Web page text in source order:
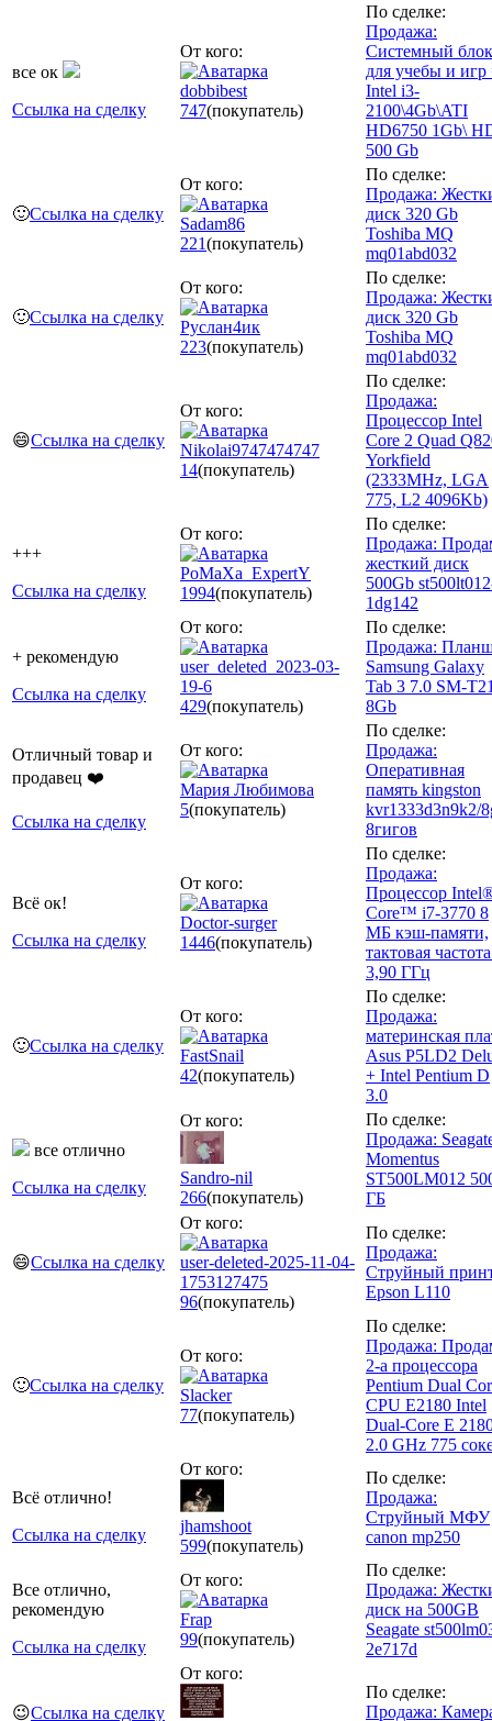
все ок
Ссылка на сделку
От кого:
dobbibest
747(покупатель)
По сделке:
Продажа:
Системный блок
для учебы и игр
Intel i3-
2100\4Gb\ATI
HD6750 1Gb\
500 Gb
🙂Ссылка на сделку
От кого:
Sadam86
221(покупатель)
По сделке:
Продажа:
диск 320 Gb
Toshiba MQ
mq01abd032
🙂Ссылка на сделку
От кого:
Руслан4ик
223(покупатель)
По сделке:
Продажа:
диск 320 Gb
Toshiba MQ
mq01abd032
😄Ссылка на сделку
От кого:
Nikolai9747474747
14(покупатель)
По сделке:
Продажа:
Процессор Intel
Core 2 Quad
Yorkfield
(2333MHz, LGA
775, L2 4096Kb)
+++
Ссылка на сделку
От кого:
PoMaXa_ExpertY
1994(покупатель)
По сделке:
Продажа:
жесткий диск
500Gb
1dg142
+ рекомендую
Ссылка на сделку
От кого:
user_deleted_2023-03-
19-6
429(покупатель)
По сделке:
Продажа:
Samsung Galaxy
Tab 3 7.0 SM-
8Gb
Отличный товар и
продавец ❤️
Ссылка на сделку
От кого:
Мария Любимова
5(покупатель)
По сделке:
Продажа:
Оперативная
память kingston
kvr1333d3n9k2/
8гигов
Всё ок!
Ссылка на сделку
От кого:
Doctor-surger
1446(покупатель)
По сделке:
Продажа:
Процессор
Core™ i7-3770 8
МБ кэш-памяти,
тактовая
3,90 ГГц
🙂Ссылка на сделку
От кого:
FastSnail
42(покупатель)
По сделке:
Продажа:
материнская
Asus P5LD2
+ Intel Pentium D
3.0
все отлично
Ссылка на сделку
От кого:
Sandro-nil
266(покупатель)
По сделке:
Продажа:
Momentus
ST500LM012
ГБ
😄Ссылка на сделку
От кого:
user-deleted-2025-11-04-
1753127475
96(покупатель)
По сделке:
Продажа:
Струйный
Epson L110
🙂Ссылка на сделку
От кого:
Slacker
77(покупатель)
По сделке:
Продажа:
2-а процессора
Pentium Dual
CPU E2180 Intel
Dual-Core E
2.0 GHz 775
Всё отлично!
Ссылка на сделку
От кого:
jhamshoot
599(покупатель)
По сделке:
Продажа:
Струйный МФУ
canon mp250
Все отлично,
рекомендую
Ссылка на сделку
От кого:
Frap
99(покупатель)
По сделке:
Продажа:
диск на 500GB
Seagate
2e717d
😉Ссылка на сделку
От кого:
По сделке:
Продажа: